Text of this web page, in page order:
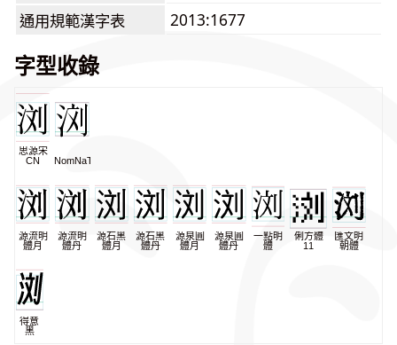
通用規範漢字表
2013:1677
字型收錄
思源宋
CN
NomNaTong
源流明
體月
源流明
體丹
源石黑
體月
源石黑
體丹
源泉圓
體月
源泉圓
體丹
一點明
體
俐方體
11
匯文明
朝體
得意
黑